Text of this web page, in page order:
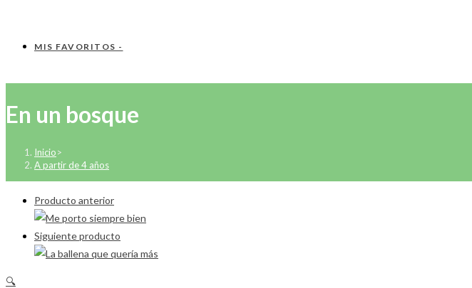
MIS FAVORITOS -
En un bosque
Inicio>
A partir de 4 años
Producto anterior
Siguiente producto
🔍